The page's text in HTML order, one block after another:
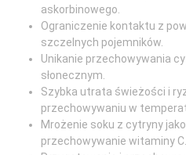
askorbinowego.
Ograniczenie kontaktu z
szczelnych pojemników.
Unikanie przechowywania
słonecznym.
Szybka utrata świeżości i
przechowywaniu w
Mrożenie soku z cytryny
przechowywanie witaminy C.